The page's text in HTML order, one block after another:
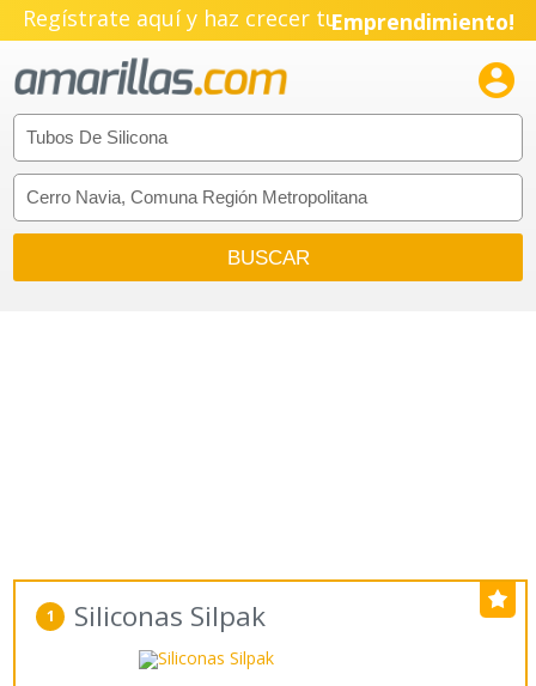
Regístrate aquí y haz crecer tuEmprendimiento!

1 Siliconas Silpak